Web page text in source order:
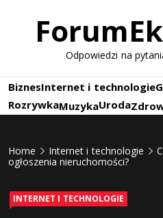
Odpowiedzi na
BiznesInternet i technologie
RozrywkaMuzykaUroda
Home Internet i technologie
ogłoszenia nieruchomości?
INTERNET I TECHNOLOGIE